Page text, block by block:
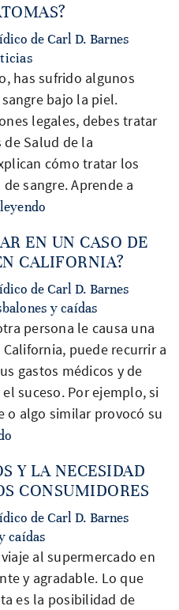
de Carl D. Barnes
has sufrido algunos
bajo la piel.
legales, debes tratar
Salud de la
cómo tratar los
sangre. Aprende a
EN UN CASO DE
CALIFORNIA?
de Carl D. Barnes
y caídas
persona le causa una
puede recurrir a
gastos médicos y de
suceso. Por ejemplo, si
o algo similar provocó su
Y LA NECESIDAD
CONSUMIDORES
de Carl D. Barnes
caídas
al supermercado en
y agradable. Lo que
es la posibilidad de